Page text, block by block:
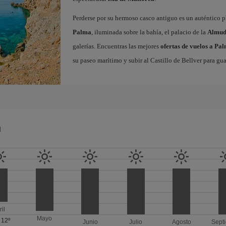
Perderse por su hermoso casco antiguo es un
Palma, iluminada sobre la bahía, el palacio de la
galerías. Encuentras las mejores ofertas de vuelos a
su paseo marítimo y subir al Castillo de Bellver para
12º
Mayo
Junio Julio Agosto